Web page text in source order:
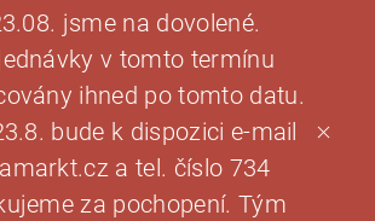
jsme na dovolené.
v tomto termínu
ihned po tomto datu.
bude k dispozici e-mail
a tel. číslo 734
za pochopení. Tým